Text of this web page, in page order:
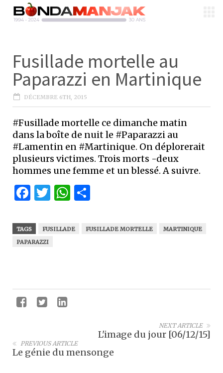
Fusillade mortelle au
Paparazzi en Martinique
DÉCEMBRE 6TH, 2015
#Fusillade mortelle ce dimanche matin
dans la boîte de nuit le #Paparazzi au
#Lamentin en #Martinique. On déplorerait
plusieurs victimes. Trois morts -deux
hommes une femme et un blessé. A suivre.
Facebook
Twitter
WhatsApp
TAGS FUSILLADE FUSILLADE MORTELLE
MARTINIQUE
PAPARAZZI
NEXT ARTICLE
L'image du jour [06/12/15]
PREVIOUS ARTICLE
Le génie du mensonge